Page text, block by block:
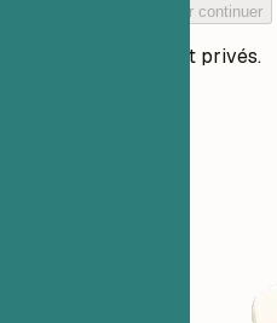
Ajoutez votre CV pour continuer
Vos fichiers restent privés.